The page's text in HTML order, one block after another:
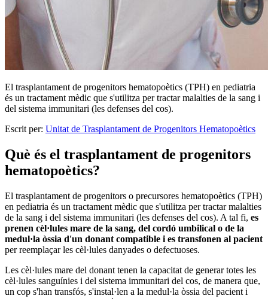
El trasplantament de progenitors hematopoètics (TPH) en pediatria
és un tractament mèdic que s'utilitza per tractar malalties de la sang i
del sistema immunitari (les defenses del cos).
Escrit per: Unitat de Trasplantament de Progenitors Hematopoètics
Què és el trasplantament de progenitors
hematopoètics?
El trasplantament de progenitors o precursores hematopoètics (TPH)
en pediatria és un tractament mèdic que s'utilitza per tractar malalties
de la sang i del sistema immunitari (les defenses del cos). A tal fi, es
prenen cèl·lules mare de la sang, del cordó umbilical o de la
medul·la òssia d'un donant compatible i es transfonen al pacient
per reemplaçar les cèl·lules danyades o defectuoses.
Les cèl·lules mare del donant tenen la capacitat de generar totes les
cèl·lules sanguínies i del sistema immunitari del cos, de manera que,
un cop s'han transfós, s'instal·len a la medul·la òssia del pacient i